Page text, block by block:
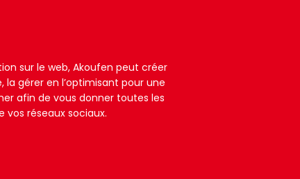
sur le web, Akoufen peut créer
gérer en l’optimisant pour une
afin de vous donner toutes les
vos réseaux sociaux.